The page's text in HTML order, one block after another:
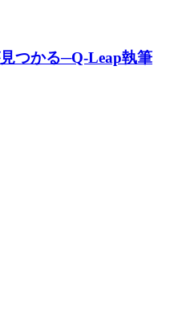
つかる─Q-Leap執筆